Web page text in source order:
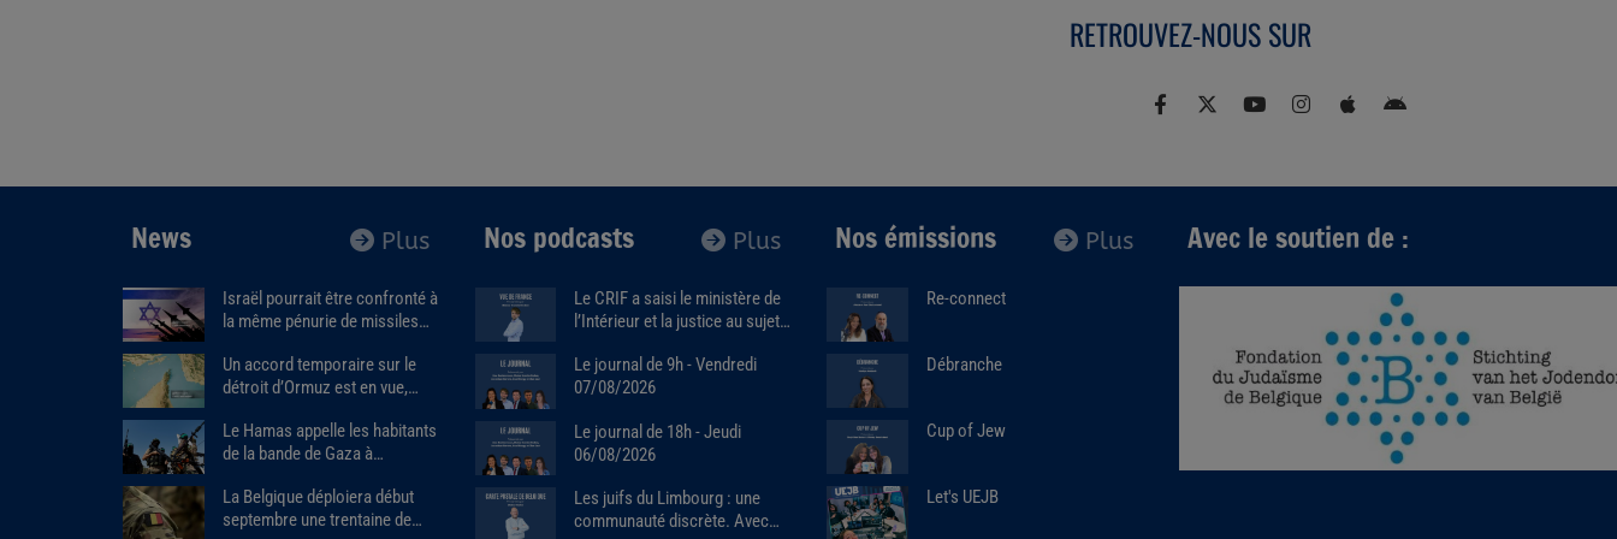
RETROUVEZ-NOUS SUR
Plus
News
Israël pourrait être confronté à
la même pénurie de missiles
Un accord temporaire sur le
détroit d’Ormuz est en vue,
guerre prendra bientôt fin ».
Le Hamas appelle les habitants
de la bande de Gaza à
des milices armées soutenues
par Israël.
La Belgique déploiera début
septembre une trentaine de
Plus
Nos podcasts
Le CRIF a saisi le ministère de
l’Intérieur et la justice au sujet
Robert Ejnes (07/07/2026)
Le journal de 9h - Vendredi
07/08/2026
Le journal de 18h - Jeudi
06/08/2026
Les juifs du Limbourg : une
communauté discrète. Avec
Plus
Nos émissions
Re-connect
Débranche
Cup of Jew
Let's UEJB
Avec le soutien de :